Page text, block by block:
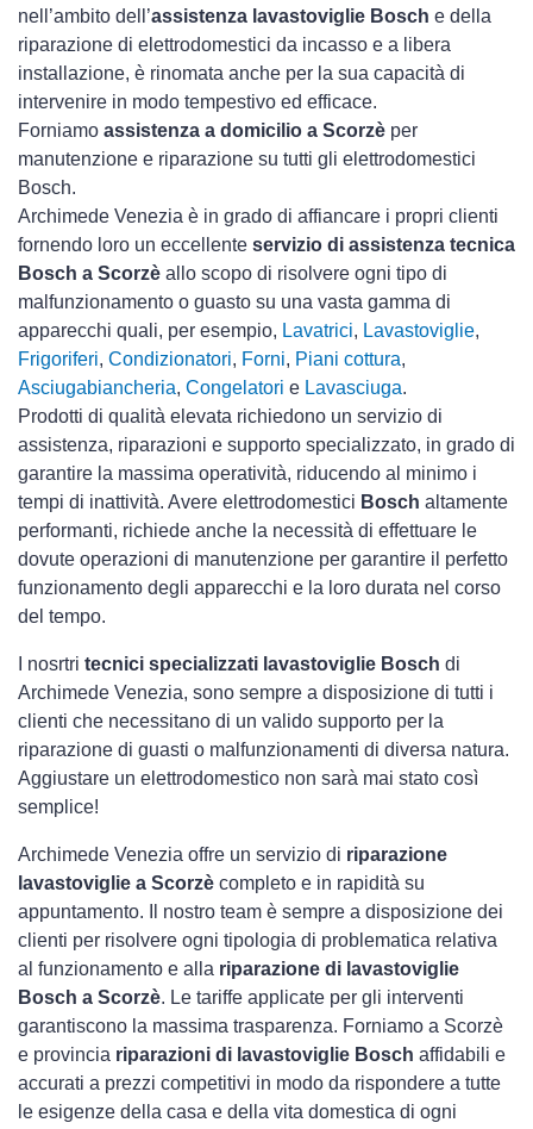
nell’ambito dell’assistenza lavastoviglie Bosch e della
riparazione di elettrodomestici da incasso e a libera
installazione, è rinomata anche per la sua capacità di
intervenire in modo tempestivo ed efficace.
Forniamo assistenza a domicilio a Scorzè per
manutenzione e riparazione su tutti gli elettrodomestici
Bosch.
Archimede Venezia è in grado di affiancare i propri clienti
fornendo loro un eccellente servizio di assistenza tecnica
Bosch a Scorzè allo scopo di risolvere ogni tipo di
malfunzionamento o guasto su una vasta gamma di
apparecchi quali, per esempio, Lavatrici, Lavastoviglie,
Frigoriferi, Condizionatori, Forni, Piani cottura,
Asciugabiancheria, Congelatori e Lavasciuga.
Prodotti di qualità elevata richiedono un servizio di
assistenza, riparazioni e supporto specializzato, in grado di
garantire la massima operatività, riducendo al minimo i
tempi di inattività. Avere elettrodomestici Bosch altamente
performanti, richiede anche la necessità di effettuare le
dovute operazioni di manutenzione per garantire il perfetto
funzionamento degli apparecchi e la loro durata nel corso
del tempo.
I nosrtri tecnici specializzati lavastoviglie Bosch di
Archimede Venezia, sono sempre a disposizione di tutti i
clienti che necessitano di un valido supporto per la
riparazione di guasti o malfunzionamenti di diversa natura.
Aggiustare un elettrodomestico non sarà mai stato così
semplice!
Archimede Venezia offre un servizio di riparazione
lavastoviglie a Scorzè completo e in rapidità su
appuntamento. Il nostro team è sempre a disposizione dei
clienti per risolvere ogni tipologia di problematica relativa
al funzionamento e alla riparazione di lavastoviglie
Bosch a Scorzè. Le tariffe applicate per gli interventi
garantiscono la massima trasparenza. Forniamo a Scorzè
e provincia riparazioni di lavastoviglie Bosch affidabili e
accurati a prezzi competitivi in modo da rispondere a tutte
le esigenze della casa e della vita domestica di ogni